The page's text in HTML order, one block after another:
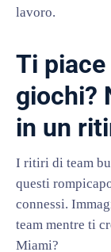
lavoro.
Ti
giochi?
in un
I ritiri di team
questi
connessi.
team mentre ti
Miami?